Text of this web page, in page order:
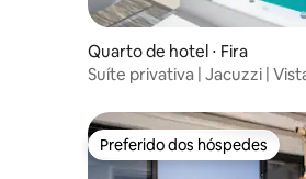
Quarto de hotel ⋅ Fira
Suíte privativa | Jacuzzi |
Preferido dos hóspedes
Preferido dos hóspedes